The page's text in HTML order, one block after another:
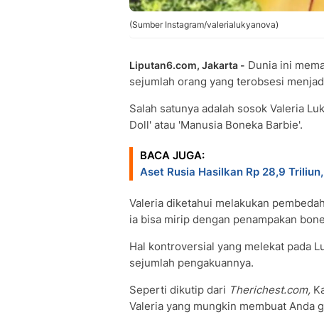
(Sumber Instagram/valerialukyanova)
Liputan6.com, Jakarta - Dunia ini
sejumlah orang yang terobsesi
Salah satunya adalah sosok Valeria
Doll' atau 'Manusia Boneka Barbie'.
BACA JUGA:
Aset Rusia Hasilkan Rp 28,9
Valeria diketahui melakukan
ia bisa mirip dengan penampakan
Hal kontroversial yang melekat pada
sejumlah pengakuannya.
Seperti dikutip dari Therichest.com,
Valeria yang mungkin membuat Anda